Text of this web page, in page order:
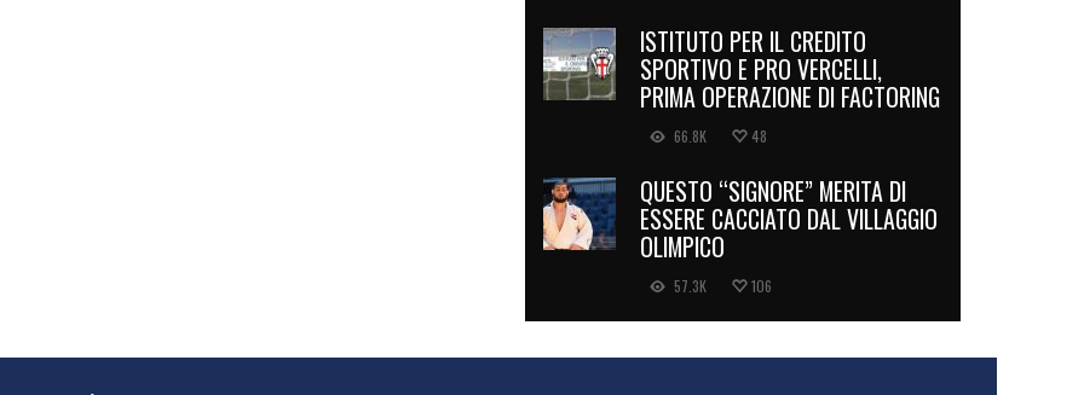
ISTITUTO PER IL CREDITO
SPORTIVO E PRO VERCELLI,
PRIMA OPERAZIONE DI FACTORING
66.8K 48
QUESTO “SIGNORE” MERITA DI
ESSERE CACCIATO DAL VILLAGGIO
OLIMPICO
57.3K 106